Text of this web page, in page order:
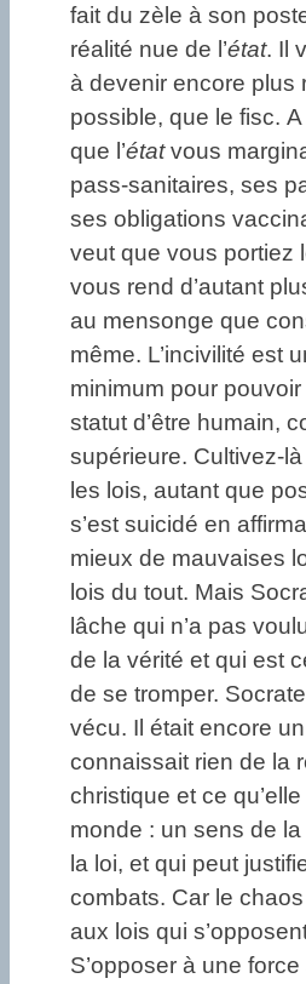
fait du zèle à son
réalité nue de l’état. Il
à devenir encore plus
possible, que le fisc.
que l’étatvous
pass-sanitaires, ses
ses obligations
veut que vous portiez
vous rend d’autant
au mensonge que
même. L’incivilité est
minimum pour
statut d’être humain,
supérieure. Cultivez-
les lois, autant que
s’est suicidé en
mieux de mauvaises
lois du tout. Mais
lâche qui n’a pas
de la vérité et qui est
de se tromper.
vécu. Il était encore
connaissait rien de la
christique et ce
monde : un sens de
la loi, et qui peut
combats. Car le
aux lois qui
S’opposer à une